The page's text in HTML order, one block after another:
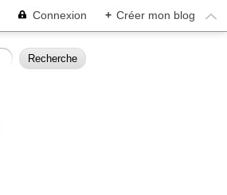
Connexion + Créer mon blog